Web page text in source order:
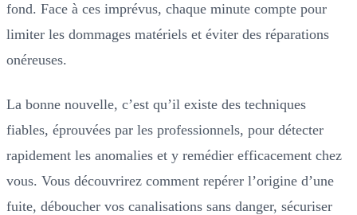
fond. Face à ces imprévus, chaque minute compte pour
limiter les dommages matériels et éviter des réparations
onéreuses.
La bonne nouvelle, c’est qu’il existe des techniques
fiables, éprouvées par les professionnels, pour détecter
rapidement les anomalies et y remédier efficacement chez
vous. Vous découvrirez comment repérer l’origine d’une
fuite, déboucher vos canalisations sans danger, sécuriser